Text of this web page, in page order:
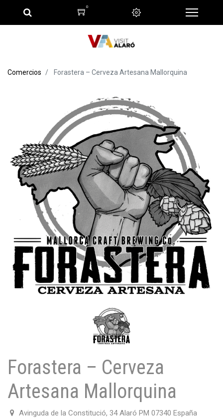
0
Comercios Forastera – Cerveza Artesana Mallorquina
Forastera – Cerveza
Artesana Mallorquina
Avinguda de la Constitució, 34 Alaró PM 07340 España